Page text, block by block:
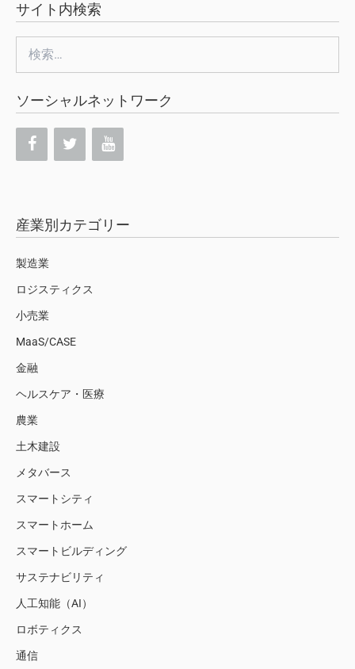
サイト内検索
索:
ソーシャルネットワーク
産業別カテゴリー
製造業
ロジスティクス
小売業
MaaS/CASE
金融
ヘルスケア・医療
農業
土木建設
メタバース
スマートシティ
スマートホーム
スマートビルディング
サステナビリティ
人工知能（AI）
ロボティクス
通信